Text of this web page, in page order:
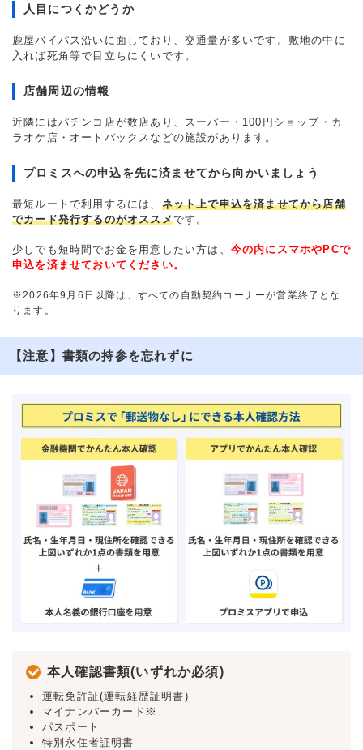
人目につくかどうか
鹿屋バイパス沿いに面しており、交通量が多いです。敷地の中に
入れば死角等で目立ちにくいです。
店舗周辺の情報
近隣にはパチンコ店が数店あり、スーパー・100円ショップ・カ
ラオケ店・オートバックスなどの施設があります。
プロミスへの申込を先に済ませてから向かいましょう
最短ルートで利用するには、 ネット上で申込を済ませてから店舗
でカード発行するのがオススメです。
少しでも短時間でお金を用意したい方は、 今の内にスマホやPCで
申込を済ませておいてください。
※2026年9月6日以降は、すべての自動契約コーナーが営業終了とな
ります。
【注意】書類の持参を忘れずに
本人確認書類(いずれか必須)
運転免許証(運転経歴証明書)
マイナンバーカード※
パスポート
特別永住者証明書